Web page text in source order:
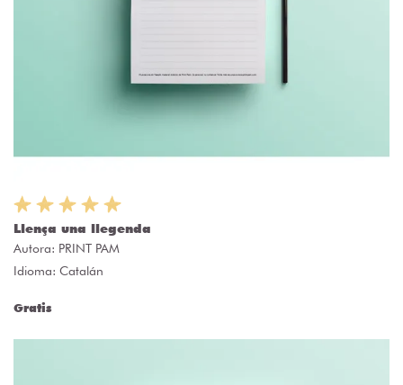
Llença una llegenda
Autora: PRINT PAM
Idioma: Catalán
Gratis